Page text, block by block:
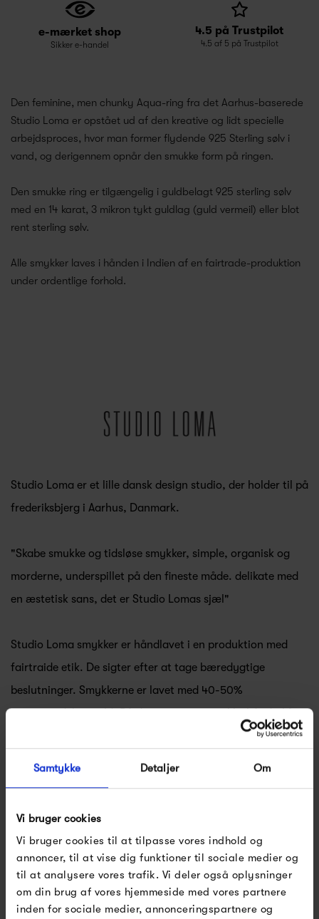
Samtykke Detaljer Om
Vi bruger cookies
Vi bruger cookies til at tilpasse vores indhold og
annoncer, til at vise dig funktioner til sociale medier og
til at analysere vores trafik. Vi deler også oplysninger
om din brug af vores hjemmeside med vores partnere
inden for sociale medier, annonceringspartnere og
e-mærket shop
Sikker e-handel
4.5 på Trustpilot
4.5 af 5 på Trustpilot
Den feminine, men chunky Aqua-ring fra det Aarhus-baserede
Studio Loma er opstået ud af den kreative og lidt specielle
arbejdsproces, hvor man former flydende 925 Sterling sølv i
vand, og derigennem opnår den smukke form på ringen.
Den smukke ring er tilgængelig i guldbelagt 925 sterling sølv
med en 14 karat, 3 mikron tykt guldlag (guld vermeil) eller blot
rent sterling sølv.
Alle smykker laves i hånden i Indien af en fairtrade-produktion
under ordentlige forhold.
Studio Loma er et lille dansk design studio, der holder til på
frederiksbjerg i Aarhus, Danmark.
"Skabe smukke og tidsløse smykker, simple, organisk og
morderne, underspillet på den fineste måde. delikate med
en æstetisk sans, det er Studio Lomas sjæl"
Studio Loma smykker er håndlavet i en produktion med
fairtraide etik. De sigter efter at tage bæredygtige
beslutninger. Smykkerne er lavet med 40-50%
genanvendeligt guld. Rå diamanter og smukke hånd-skåret
Se alle varer fra Studio Loma
Produkter fra samme kategori